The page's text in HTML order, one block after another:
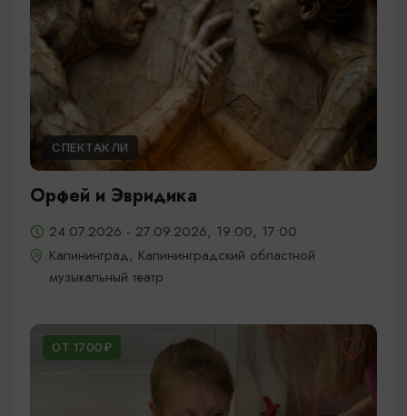
СПЕКТАКЛИ
Орфей и Эвридика
24.07.2026 - 27.09.2026, 19:00, 17:00
Калининград, Калининградский областной
музыкальный театр
ОТ 1700₽